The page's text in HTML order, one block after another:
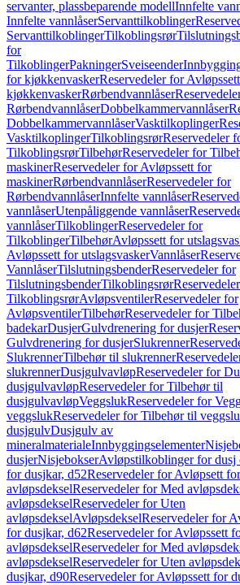
servanter, plassbeparende modellInnfelte
Innfelte vannlåserServanttilkoblinger
ServanttilkoblingerTilkoblingsrør
for
TilkoblingerPakningerSveiseender
for kjøkkenvaskerReservedeler for
kjøkkenvaskerRørbendvannlåser
RørbendvannlåserDobbelkammervannlåser
DobbelkammervannlåserVasktilkoplinger
VasktilkoplingerTilkoblingsrørReservedeler
TilkoblingsrørTilbehørReservedeler for
maskinerReservedeler for Avløpssett for
maskinerRørbendvannlåserReservedeler for
RørbendvannlåserInnfelte vannlåser
vannlåserUtenpåliggende vannlåser
vannlåserTilkoblingerReservedeler for
TilkoblingerTilbehørAvløpssett for
Avløpssett for utslagsvaskerVannlåser
VannlåserTilslutningsbenderReservedeler for
TilslutningsbenderTilkoblingsrør
TilkoblingsrørAvløpsventilerReservedeler for
AvløpsventilerTilbehørReservedeler for
badekarDusjerGulvdrenering for dusjer
Gulvdrenering for dusjerSlukrenner
SlukrennerTilbehør til slukrenner
slukrennerDusjgulvavløpReservedeler for
dusjgulvavløpReservedeler for Tilbehør til
dusjgulvavløpVeggslukReservedeler for
veggslukReservedeler for Tilbehør til
dusjgulvDusjgulv av
mineralmaterialeInnbyggingselementer
dusjerNisjebokserAvløpstilkoblinger for dusj
for dusjkar, d52Reservedeler for Avløpsett
avløpsdekselReservedeler for Med
avløpsdekselReservedeler for Uten
avløpsdekselAvløpsdekselReservedeler for
for dusjkar, d62Reservedeler for Avløpssett
avløpsdekselReservedeler for Med
avløpsdekselReservedeler for Uten
dusjkar, d90Reservedeler for Avløpssett for